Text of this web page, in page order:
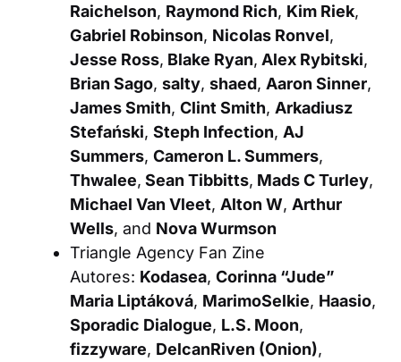
Raichelson, Raymond Rich, Kim Riek,
Gabriel Robinson, Nicolas Ronvel,
Jesse Ross, Blake Ryan, Alex Rybitski,
Brian Sago, salty, shaed, Aaron Sinner,
James Smith, Clint Smith, Arkadiusz
Stefański, Steph Infection, AJ
Summers, Cameron L. Summers,
Thwalee, Sean Tibbitts, Mads C Turley,
Michael Van Vleet, Alton W, Arthur
Wells, and Nova Wurmson
Triangle Agency Fan Zine
Autores: Kodasea, Corinna “Jude”
Maria Liptáková, MarimoSelkie, Haasio,
Sporadic Dialogue, L.S. Moon,
fizzyware, DelcanRiven (Onion),